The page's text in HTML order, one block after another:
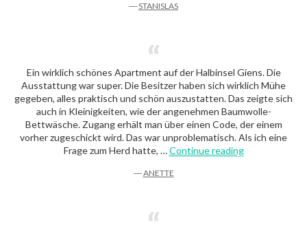
―STANISLAS
Ein wirklich schönes Apartment auf der Halbinsel Giens. Die
Ausstattung war super. Die Besitzer haben sich wirklich Mühe
gegeben, alles praktisch und schön auszustatten. Das zeigte sich
auch in Kleinigkeiten, wie der angenehmen Baumwolle-
Bettwäsche. Zugang erhält man über einen Code, der einem
vorher zugeschickt wird. Das war unproblematisch. Als ich eine
Frage zum Herd hatte, …Continue reading“Anette”
―ANETTE